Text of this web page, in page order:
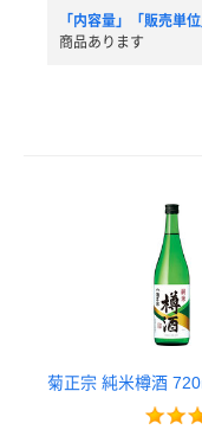
「内容量」「販売単位
商品あります
菊正宗 純米樽酒